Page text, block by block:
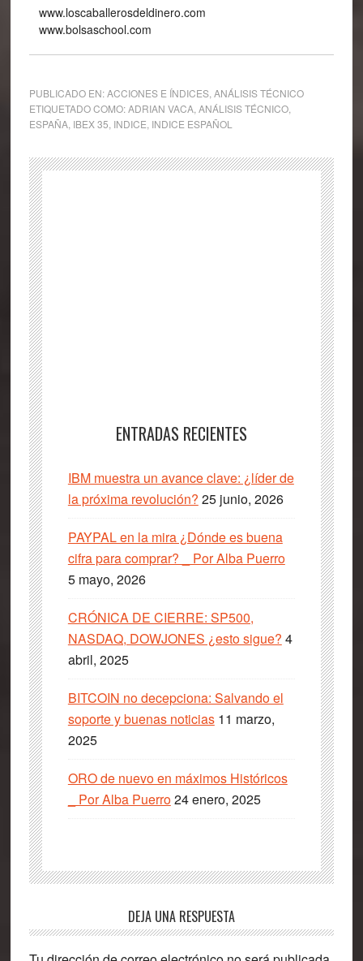
www.loscaballerosdeldinero.com
www.bolsaschool.com
PUBLICADO EN:ACCIONES E ÍNDICES, ANÁLISIS TÉCNICO
ETIQUETADO COMO:ADRIAN VACA, ANÁLISIS TÉCNICO,
ESPAÑA, IBEX 35 INDICE INDICE ESPAÑOL
ENTRADAS RECIENTES
IBM muestra un avance clave: ¿líder de
la próxima revolución? 25 junio, 2026
PAYPAL en la mira ¿Dónde es buena
cifra para comprar? _ Por Alba Puerro
5 mayo, 2026
CRÓNICA DE CIERRE: SP500,
NASDAQ, DOWJONES ¿esto sigue? 4
abril, 2025
BITCOIN no decepciona: Salvando el
soporte y buenas noticias 11 marzo,
2025
ORO de nuevo en máximos Históricos
_ Por Alba Puerro24 enero, 2025
Interacciones
con
DEJA UNA RESPUESTA